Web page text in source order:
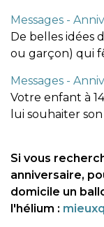
Messages -
De belles idées
ou garçon) qui
Messages -
Votre enfant à
lui souhaiter
Si vous
anniversaire,
domicile un
l'hélium :